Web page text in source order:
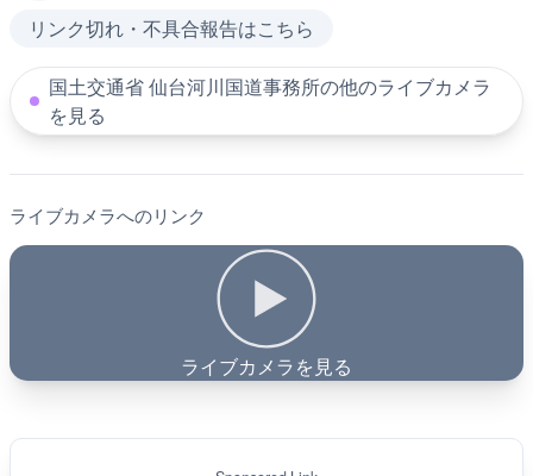
リンク切れ・不具合報告はこちら
国土交通省 仙台河川国道事務所の他のライブカメラ
を見る
ライブカメラへのリンク
ライブカメラを見る